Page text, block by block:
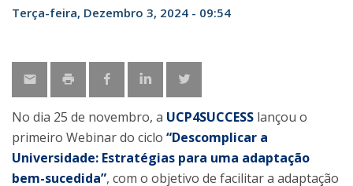
Terça-feira, Dezembro 3, 2024 - 09:54
No dia 25 de novembro, a UCP4SUCCESS lançou o
primeiro Webinar do ciclo “Descomplicar a
Universidade: Estratégias para uma adaptação
bem-sucedida”, com o objetivo de facilitar a adaptação